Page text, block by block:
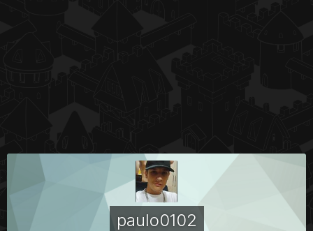
paulo0102